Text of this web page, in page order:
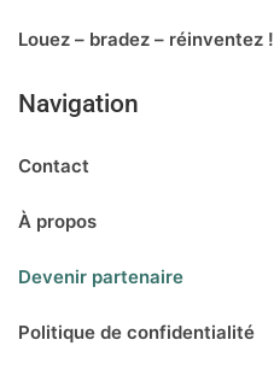
Louez – bradez – réinventez !
Navigation
Contact
À propos
Devenir partenaire
Politique de confidentialité